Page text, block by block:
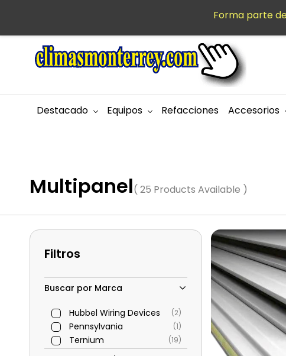
principal
Destacado Equipos Refacciones Accesorios
Multipanel( 25 Products Available )
Filtros
Buscar por Marca
Hubbel Wiring Devices (2)
Pennsylvania (1)
Ternium (19)
Forma parte